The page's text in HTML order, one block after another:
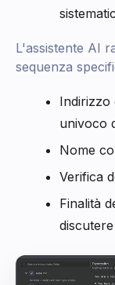
L'assistente AI
sequenza
Indirizzo
univoco
Nome
Verifica
Finalità
discutere